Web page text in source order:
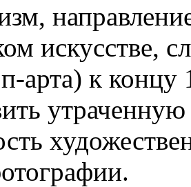
искусстве,
арта) к концу